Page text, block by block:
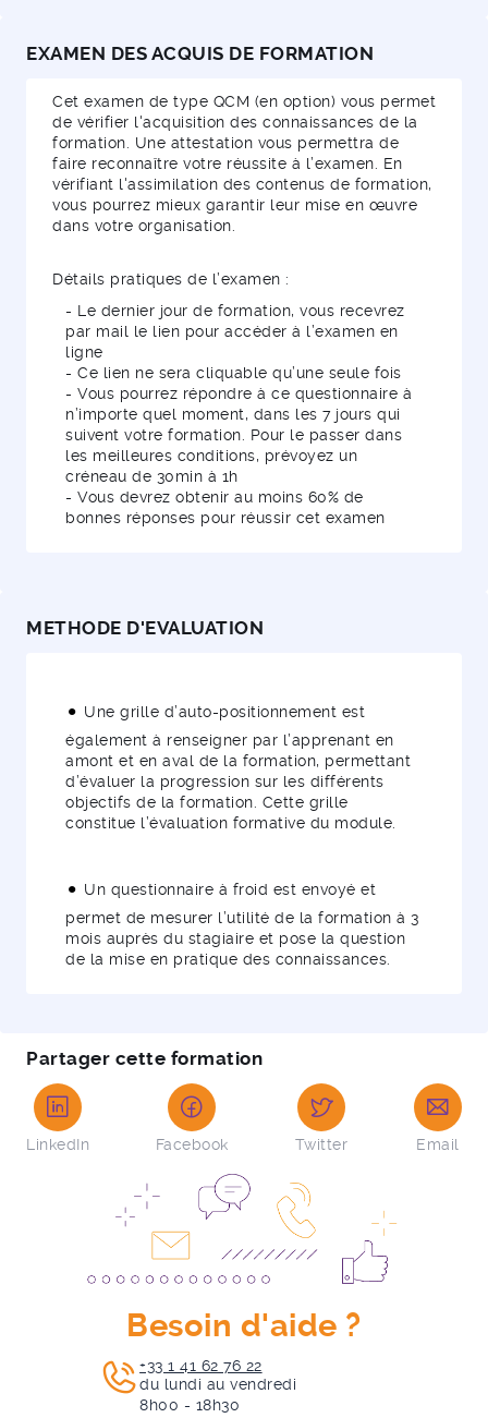
EXAMEN DES ACQUIS DE FORMATION
Cet examen de type QCM (en option) vous permet
de vérifier l'acquisition des connaissances de la
formation. Une attestation vous permettra de
faire reconnaître votre réussite à l’examen. En
vérifiant l'assimilation des contenus de formation,
vous pourrez mieux garantir leur mise en œuvre
dans votre organisation.
Détails pratiques de l’examen :
- Le dernier jour de formation, vous recevrez
par mail le lien pour accéder à l’examen en
ligne
- Ce lien ne sera cliquable qu’une seule fois
- Vous pourrez répondre à ce questionnaire à
n’importe quel moment, dans les 7 jours qui
suivent votre formation. Pour le passer dans
les meilleures conditions, prévoyez un
créneau de 30min à 1h
- Vous devrez obtenir au moins 60% de
bonnes réponses pour réussir cet examen
METHODE D'EVALUATION
Une grille d’auto-positionnement est
également à renseigner par l’apprenant en
amont et en aval de la formation, permettant
d’évaluer la progression sur les différents
objectifs de la formation. Cette grille
constitue l’évaluation formative du module.
Un questionnaire à froid est envoyé et
permet de mesurer l’utilité de la formation à 3
mois auprès du stagiaire et pose la question
de la mise en pratique des connaissances.
Partager cette formation
LinkedIn Facebook Twitter Email
Besoin d'aide ?
+33 1 41 62 76 22
du lundi au vendredi
8h00 - 18h30